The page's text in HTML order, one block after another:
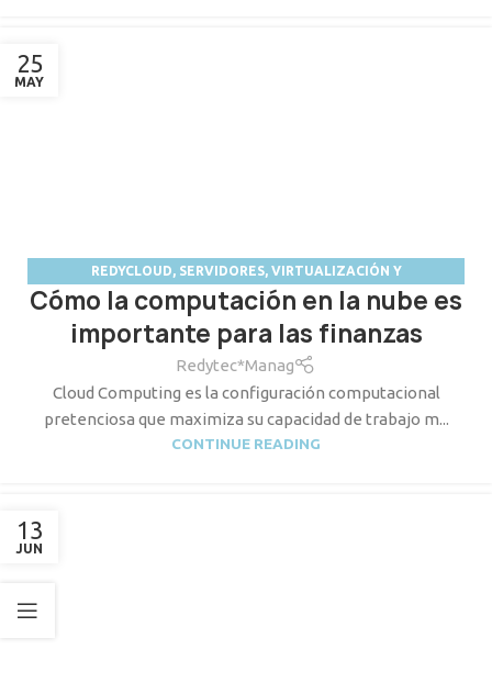
25
MAY
REDYCLOUD, SERVIDORES, VIRTUALIZACIÓN Y
ALMACENAMIENTO
Cómo la computación en la nube es
importante para las finanzas
Redytec*Manag
Cloud Computing es la configuración computacional
pretenciosa que maximiza su capacidad de trabajo m...
CONTINUE READING
13
JUN